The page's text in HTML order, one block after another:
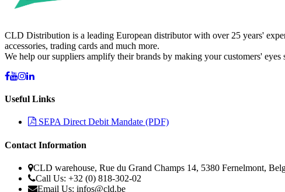
CLD Distribution is a leading European distributor with over 25 years'
accessories, trading cards and much more.
We help our suppliers amplify their brands by making your customers' eyes
Useful Links
SEPA Direct Debit Mandate (PDF)
Contact Information
CLD warehouse, Rue du Grand Champs 14, 5380 Fernelmont,
Call Us: +32 (0) 818-302-02
Email Us: infos@cld.be